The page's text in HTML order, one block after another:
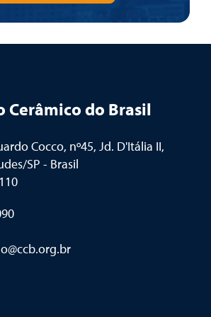
Cerâmico do Brasil
Cocco, nº45, Jd. D'Itália II,
SP - Brasil